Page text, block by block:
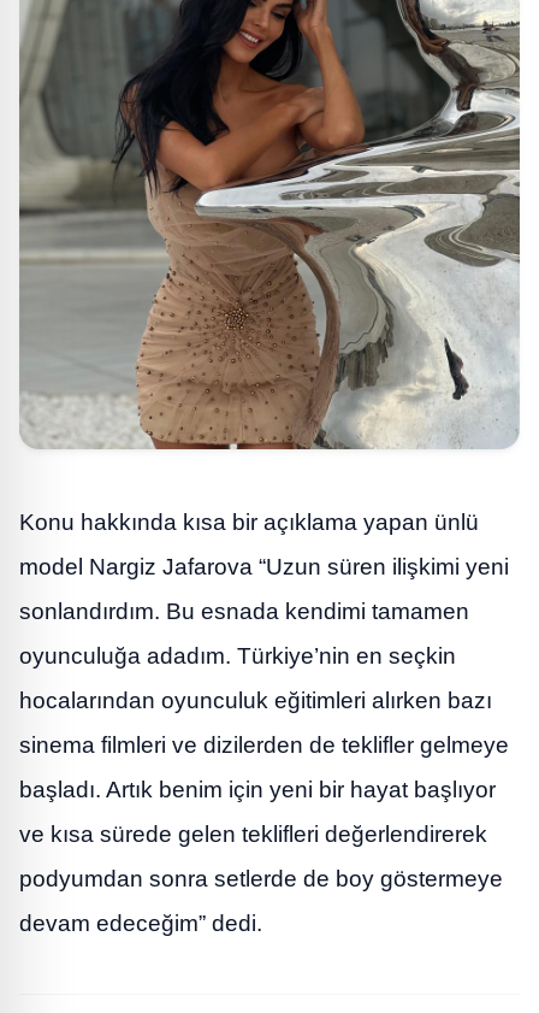
Konu hakkında kısa bir açıklama yapan ünlü
model Nargiz Jafarova “Uzun süren ilişkimi yeni
sonlandırdım. Bu esnada kendimi tamamen
oyunculuğa adadım. Türkiye’nin en seçkin
hocalarından oyunculuk eğitimleri alırken bazı
sinema filmleri ve dizilerden de teklifler gelmeye
başladı. Artık benim için yeni bir hayat başlıyor
ve kısa sürede gelen teklifleri değerlendirerek
podyumdan sonra setlerde de boy göstermeye
devam edeceğim” dedi.